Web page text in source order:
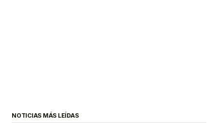
NOTICIAS MÁS LEÍDAS